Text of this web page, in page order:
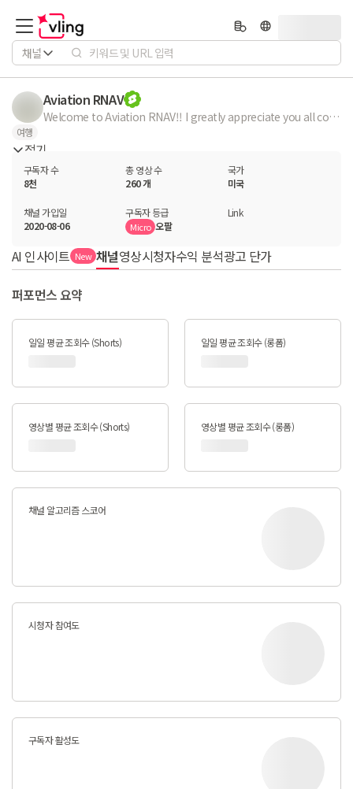
채널
Aviation RNAV
Welcome to Aviation RNAV!! I greatly appreciate you all coming to look and enjoy my YouTube shorts!! I made this channel so we all can enjoy the great views of Aviation!! Please feel free to comment and please let me know if I name any wrong aircrafts I’m new to the aviation world and I really want to learn more!!
여행
접기
구독자 수
8천
총 영상 수
260 개
국가
미국
채널 가입일
2020-08-06
구독자 등급
Micro 오팔
Link
AI 인사이트 New 채널영상시청자수익 분석광고 단가
퍼포먼스 요약
일일 평균 조회수 (Shorts) 일일 평균 조회수 (롱폼)
영상별 평균 조회수 (Shorts) 영상별 평균 조회수 (롱폼)
채널 알고리즘 스코어
시청자 참여도
구독자 활성도